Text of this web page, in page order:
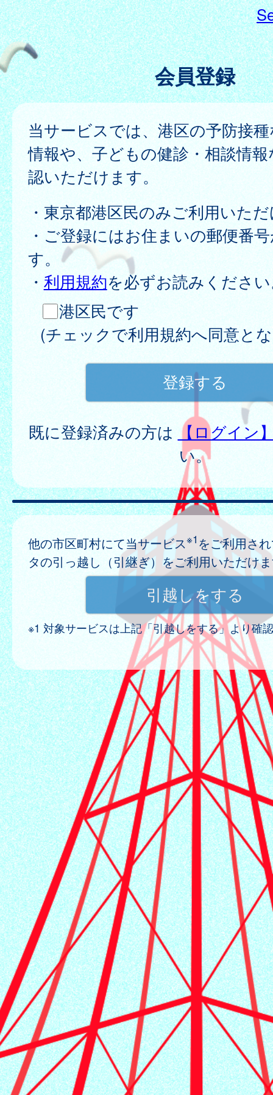
会員登録
当サービスでは、港区の予防接
情報や、子どもの健診・相談情
認いただけます。
・東京都港区民のみご利用いた
・ご登録にはお住まいの郵便番
す。
・利用規約を必ずお読みくださ
港区民です
(チェックで利用規約へ同意と
既に登録済みの方は 【ログイン
い。
他の市区町村にて当サービス※1 をご利用さ
タの引っ越し（引継ぎ）をご利用いただけ
※1 対象サービスは上記「引越しをする」より確